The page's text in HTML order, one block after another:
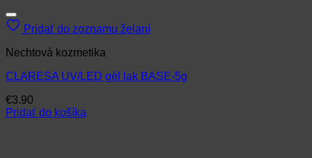
Pridať do zoznamu želaní
Nechtová kozmetika
CLARESA UV/LED gél lak BASE-5g
€3.90
Pridať do košíka